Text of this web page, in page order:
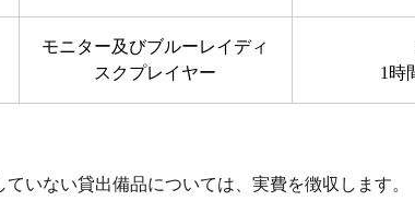
モニター及びブルーレイディ
スクプレイヤー
1時
いない貸出備品については、実費を徴収します。